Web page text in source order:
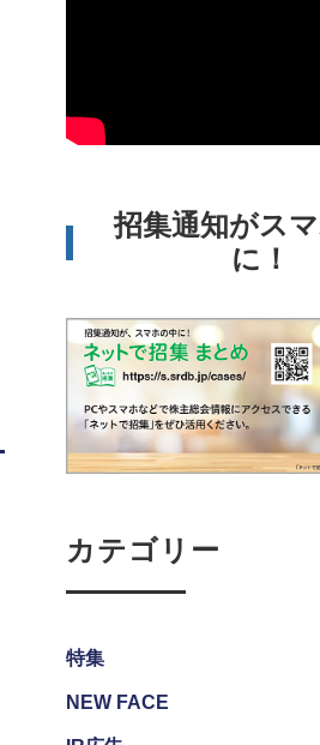
招集通知がス
に！
カテゴリー
特集
NEW FACE